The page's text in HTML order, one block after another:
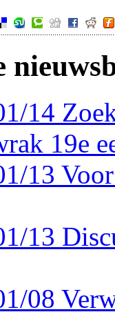
14
19e
13
13
08